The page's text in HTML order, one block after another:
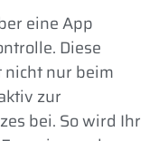
eine App
Diese
nur beim
zur
bei. So wird Ihr